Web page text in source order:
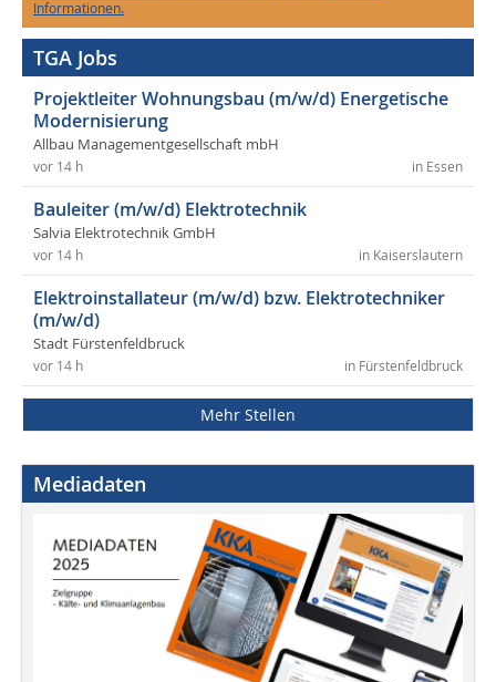
Informationen.
TGA Jobs
Projektleiter Wohnungsbau (m/w/d) Energetische
Modernisierung
Allbau Managementgesellschaft mbH
in Essen
vor 14 h
Bauleiter (m/w/d) Elektrotechnik
Salvia Elektrotechnik GmbH
in Kaiserslautern
vor 14 h
Elektroinstallateur (m/w/d) bzw. Elektrotechniker
(m/w/d)
Stadt Fürstenfeldbruck
in Fürstenfeldbruck
vor 14 h
Mehr Stellen
Mediadaten